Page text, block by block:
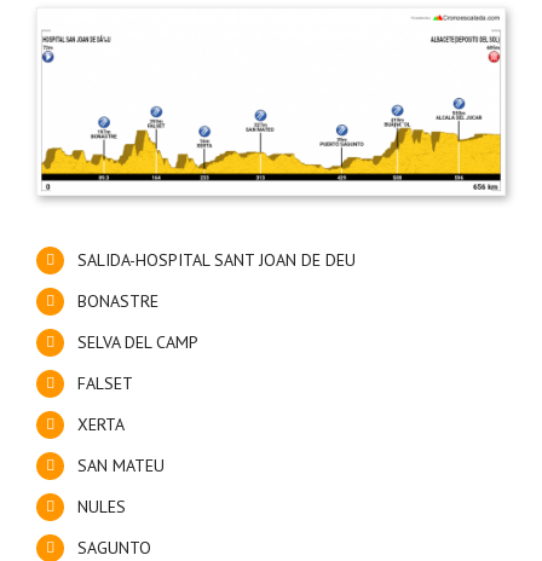
SALIDA-HOSPITAL SANT JOAN DE DEU
BONASTRE
SELVA DEL CAMP
FALSET
XERTA
SAN MATEU
NULES
SAGUNTO